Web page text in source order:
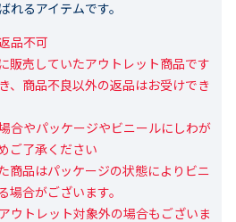
れるアイテムです。
品不可
販売していたアウトレット商品です
、商品不良以外の返品はお受けでき
合やパッケージやビニールにしわが
ご了承ください
商品はパッケージの状態によりビニ
場合がございます。
ウトレット対象外の場合もございま